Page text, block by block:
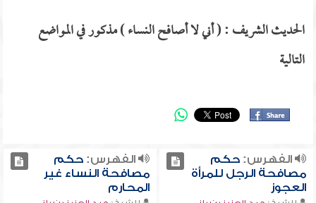
الحديث الشريف : ( أني لا أصافح النساء ) مذكور في المواضع
التالية
الفهرس:حكم
مصافحة الرجل للمرأة
العجوز
الفهرس:حكم
مصافحة النساء غير
المحارم